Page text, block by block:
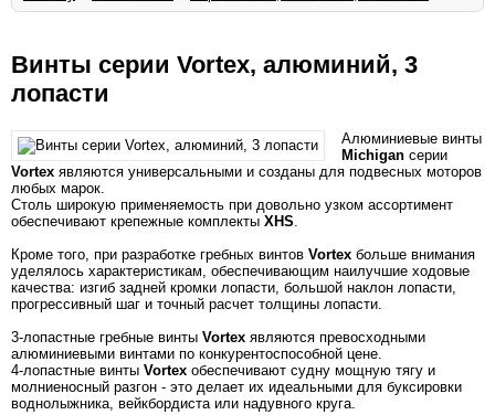
Винты серии Vortex, алюминий, 3
лопасти
Алюминиевые винты
Michigan серии
Vortex являются универсальными и созданы для подвесных моторов
любых марок.
Столь широкую применяемость при довольно узком ассортимент
обеспечивают крепежные комплекты XHS.
Кроме того, при разработке гребных винтов Vortex больше внимания
уделялось характеристикам, обеспечивающим наилучшие ходовые
качества: изгиб задней кромки лопасти, большой наклон лопасти,
прогрессивный шаг и точный расчет толщины лопасти.
3-лопастные гребные винты Vortex являются превосходными
алюминиевыми винтами по конкурентоспособной цене.
4-лопастные винты Vortex обеспечивают судну мощную тягу и
молниеносный разгон - это делает их идеальными для буксировки
воднолыжника, вейкбордиста или надувного круга.